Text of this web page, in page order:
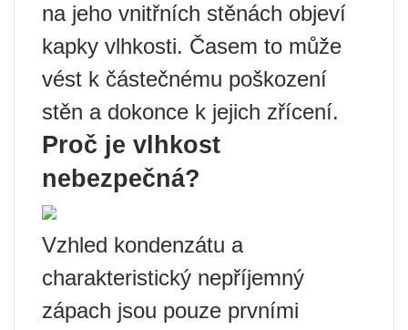
na jeho vnitřních stěnách objeví
kapky vlhkosti. Časem to může
vést k částečnému poškození
stěn a dokonce k jejich zřícení.
Proč je vlhkost
nebezpečná?
Vzhled kondenzátu a
charakteristický nepříjemný
zápach jsou pouze prvními